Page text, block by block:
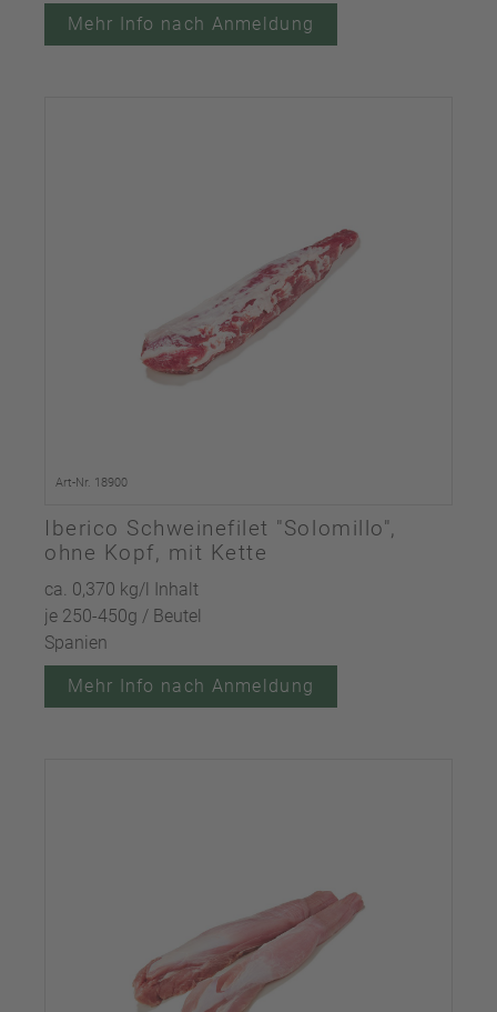
Mehr Info nach Anmeldung
Art-Nr. 18900
Iberico Schweinefilet "Solomillo",
ohne Kopf, mit Kette
ca. 0,370 kg/l Inhalt
je 250-450g / Beutel
Spanien
Mehr Info nach Anmeldung